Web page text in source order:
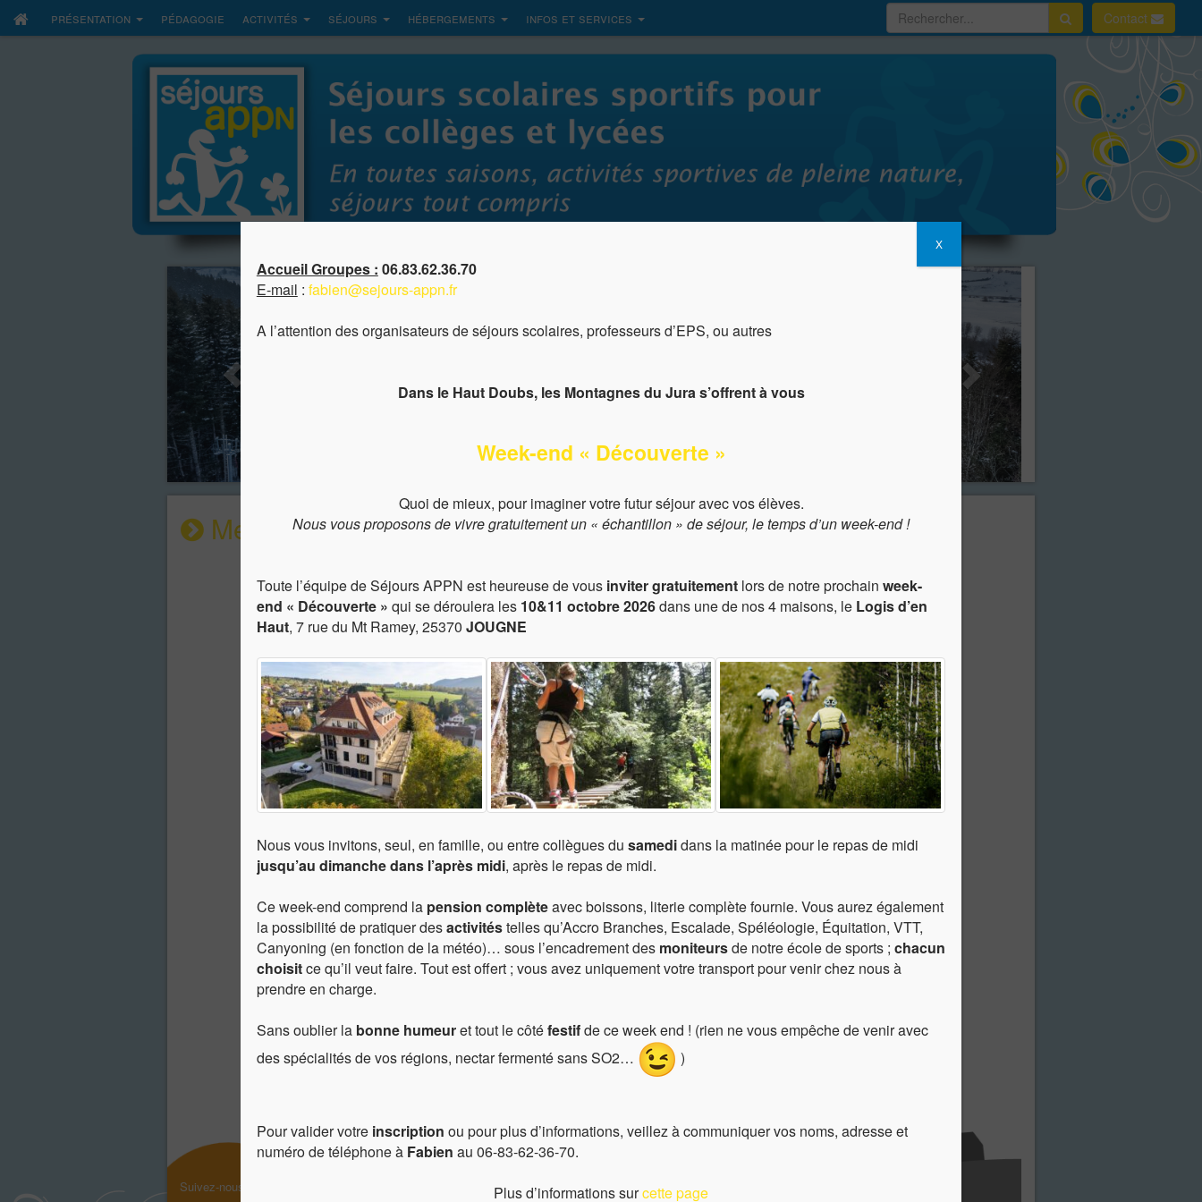
présentation pédagogie activités séjours hébergements infos et services Contact
Cet hiver, découvrez notre station de ski !
Météo
Météo Mont D’or
10:07 pm,août 7, 2026
16°C
Ciel Dégagé
51 % 4 Km/h
Wind Gust: 5 Km/h
Visibilité: 10 km
Sunrise: 6:22 am
Suivez-nous !
Accueil Groupes : 06.83.62.36.70
E-mail : fabien@sejours-appn.fr
A l’attention des organisateurs de séjours scolaires, professeurs d’EPS, ou autres
Dans le Haut Doubs, les Montagnes du Jura s’offrent à vous
Week-end « Découverte »
Quoi de mieux, pour imaginer votre futur séjour avec vos élèves.
Nous vous proposons de vivre gratuitementun « échantillon » de séjour, le temps d’un week-end !
Toute l’équipe de Séjours APPN est heureuse de vous inviter gratuitementlors de notre prochain week-
end « Découverte » qui se déroulera les 10&11 octobre 2026dans une de nos 4 maisons, le Logis d’en
Haut, 7 rue du Mt Ramey, 25370 JOUGNE
Nous vous invitons, seul, en famille, ou entre collègues du samedidans la matinée pour le repas de midi
jusqu’au dimanche dans l’après midi, après le repas de midi.
Ce week-end comprend la pension complèteavec boissons, literie complète fournie. Vous aurez également
la possibilité de pratiquer desactivitéstelles qu’Accro Branches, Escalade, Spéléologie, Équitation, VTT,
Canyoning (en fonction de la météo)… sous l’encadrement des moniteursde notre école de sports ; chacun
choisitce qu’il veut faire. Tout est offert ; vous avez uniquement votre transport pour venir chez nous à
prendre en charge.
Sans oublier la bonne humeuret tout le côtéfestifde ce week end ! (rien ne vous empêche de venir avec
des spécialités de vos régions, nectar fermenté sans SO2…
)
Pour valider votre inscription ou pour plus d’informations, veillez à communiquer vos noms, adresse et
numéro de téléphone à Fabien au 06-83-62-36-70.
Plus d’informations surcette page
X